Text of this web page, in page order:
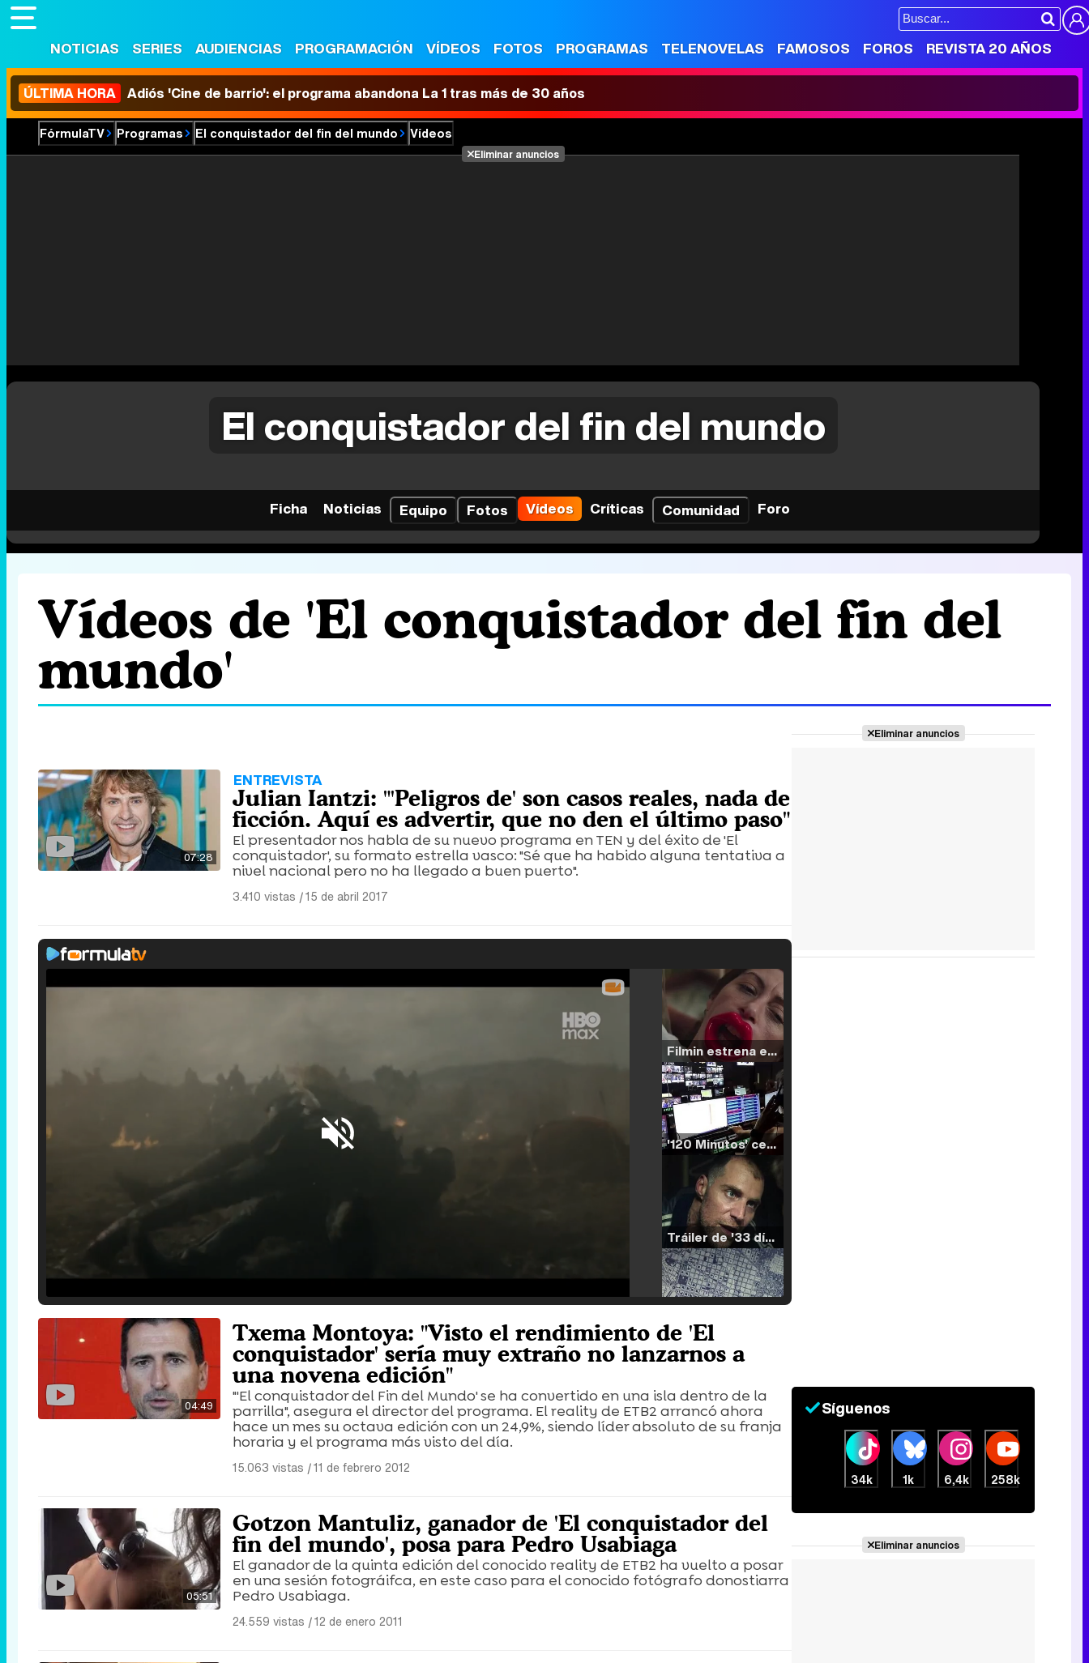
NOTICIAS SERIES AUDIENCIAS PROGRAMACIÓN VÍDEOS FOTOS PROGRAMAS TELENOVELAS FAMOSOS FOROS REVISTA 20 AÑOS
ÚLTIMA HORA Adiós 'Cine de barrio': el programa abandona La 1 tras más de 30 años
FórmulaTV Programas El conquistador del fin del mundo Vídeos
Eliminar anuncios
El conquistador del fin del mundo
Ficha Noticias Equipo Fotos Vídeos Críticas Comunidad Foro
Vídeos de 'El conquistador del fin del
mundo'
07:28
ENTREVISTA
Julian Iantzi: "'Peligros de' son casos reales, nada de
ficción. Aquí es advertir, que no den el último paso"
El presentador nos habla de su nuevo programa en TEN y del éxito de 'El
conquistador', su formato estrella vasco: "Sé que ha habido alguna tentativa a
nivel nacional pero no ha llegado a buen puerto".
3.410 vistas |15 de abril 2017
Loaded
Filmin estrena el tráiler de 'Millennial Mal', su nueva comedia universitaria de la mano de Lorena Iglesias
'120 Minutos' celebra sus 2.000 programas en Telemadrid con un vídeo del día a día en la redacción
Tráiler de '33 días', la nueva serie de Atresplayer con Julián Villagrán y José Manuel Poga
Tráiler de la tercera temporada de 'The Walking Dead: Dead City' de AMC+
Canción ganadora de Eurovisión 2026: DARA con "Bangaranga" por Bulgaria
04:49
Txema Montoya: "Visto el rendimiento de 'El
conquistador' sería muy extraño no lanzarnos a
una novena edición"
"'El conquistador del Fin del Mundo' se ha convertido en una isla dentro de la
parrilla", asegura el director del programa. El reality de ETB2 arrancó ahora
hace un mes su octava edición con un 24,9%, siendo líder absoluto de su franja
horaria y el programa más visto del día.
15.063 vistas |11 de febrero 2012
05:51
Gotzon Mantuliz, ganador de 'El conquistador del
fin del mundo', posa para Pedro Usabiaga
El ganador de la quinta edición del conocido reality de ETB2 ha vuelto a posar
en una sesión fotográifca, en este caso para el conocido fotógrafo donostiarra
Pedro Usabiaga.
24.559 vistas |12 de enero 2011
Eliminar anuncios
Síguenos
34k 1k 6,4k 258k
Eliminar anuncios